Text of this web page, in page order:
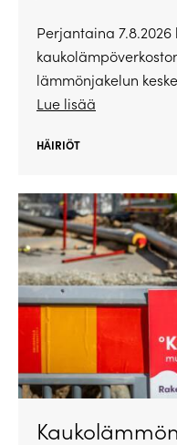
Perjantaina 7.8.2026
lämmönjakelun
Lue lisää
HÄIRIÖT